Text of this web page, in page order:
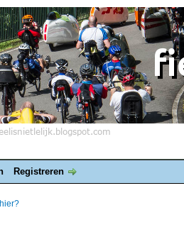
Registreren